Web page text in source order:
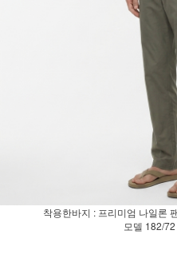
착용한바지 : 프리미엄 나일론
모델 182/